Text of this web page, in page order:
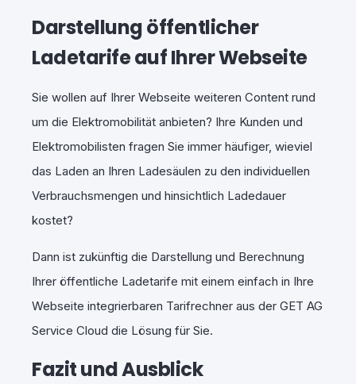
Darstellung öffentlicher
Ladetarife auf Ihrer Webseite
Sie wollen auf Ihrer Webseite weiteren Content rund
um die Elektromobilität anbieten? Ihre Kunden und
Elektromobilisten fragen Sie immer häufiger, wieviel
das Laden an Ihren Ladesäulen zu den individuellen
Verbrauchsmengen und hinsichtlich Ladedauer
kostet?
Dann ist zukünftig die Darstellung und Berechnung
Ihrer öffentliche Ladetarife mit einem einfach in Ihre
Webseite integrierbaren Tarifrechner aus der GET AG
Service Cloud die Lösung für Sie.
Fazit und Ausblick